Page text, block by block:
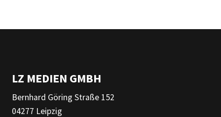
LZ MEDIEN GMBH
Bernhard Göring Straße 152
04277 Leipzig